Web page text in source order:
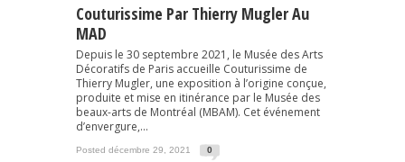
Couturissime Par Thierry Mugler Au
MAD
Depuis le 30 septembre 2021, le Musée des Arts
Décoratifs de Paris accueille Couturissime de
Thierry Mugler, une exposition à l’origine conçue,
produite et mise en itinérance par le Musée des
beaux-arts de Montréal (MBAM). Cet événement
d’envergure,...
Posted décembre 29, 2021 0